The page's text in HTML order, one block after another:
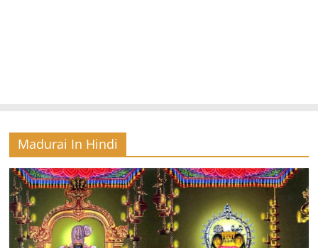
Madurai In Hindi